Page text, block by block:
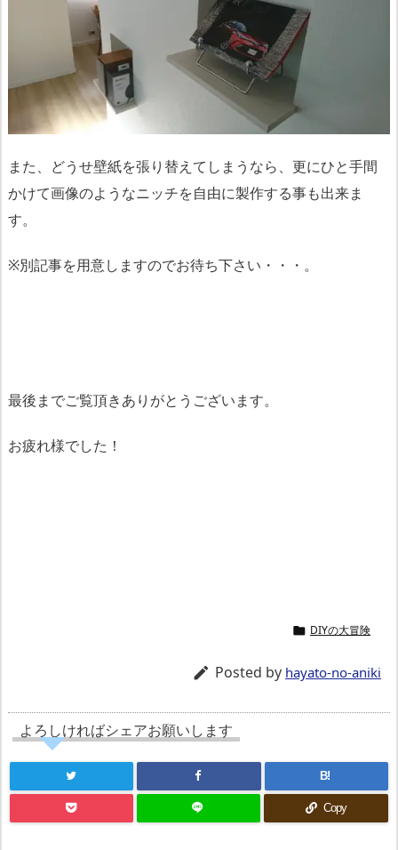
また、どうせ壁紙を張り替えてしまうなら、更にひと手間
かけて画像のようなニッチを自由に製作する事も出来ま
す。
※別記事を用意しますのでお待ち下さい・・・。
最後までご覧頂きありがとうございます。
お疲れ様でした！
 DIYの大冒険
 Posted by hayato-no-aniki
よろしければシェアお願いします
B!
Copy